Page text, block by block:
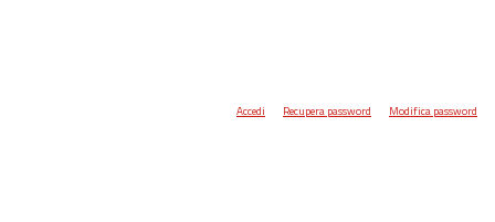
Accedi Recupera password Modifica password